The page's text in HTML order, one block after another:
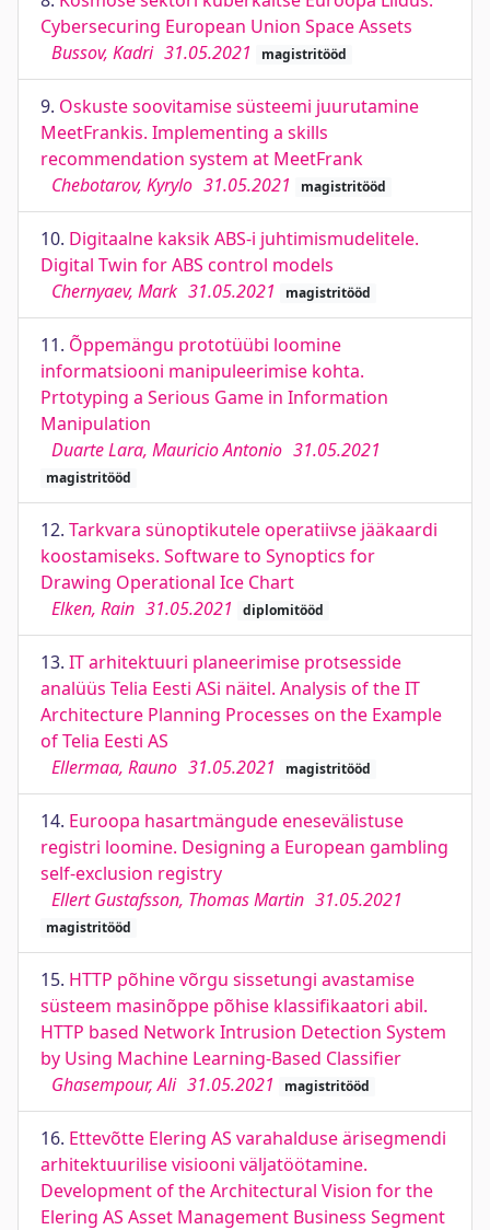
Cybersecuring European Union Space Assets
Bussov, Kadri 31.05.2021 magistritööd
9. Oskuste soovitamise süsteemi juurutamine
MeetFrankis. Implementing a skills
recommendation system at MeetFrank
Chebotarov, Kyrylo 31.05.2021 magistritööd
10. Digitaalne kaksik ABS-i juhtimismudelitele.
Digital Twin for ABS control models
Chernyaev, Mark 31.05.2021 magistritööd
11. Õppemängu prototüübi loomine
informatsiooni manipuleerimise kohta.
Prtotyping a Serious Game in Information
Manipulation
Duarte Lara, Mauricio Antonio 31.05.2021
magistritööd
12. Tarkvara sünoptikutele operatiivse jääkaardi
koostamiseks. Software to Synoptics for
Drawing Operational Ice Chart
Elken, Rain 31.05.2021 diplomitööd
13. IT arhitektuuri planeerimise protsesside
analüüs Telia Eesti ASi näitel. Analysis of the IT
Architecture Planning Processes on the Example
of Telia Eesti AS
Ellermaa, Rauno 31.05.2021 magistritööd
14. Euroopa hasartmängude enesevälistuse
registri loomine. Designing a European gambling
self-exclusion registry
Ellert Gustafsson, Thomas Martin 31.05.2021
magistritööd
15. HTTP põhine võrgu sissetungi avastamise
süsteem masinõppe põhise klassifikaatori abil.
HTTP based Network Intrusion Detection System
by Using Machine Learning-Based Classifier
Ghasempour, Ali 31.05.2021 magistritööd
16. Ettevõtte Elering AS varahalduse ärisegmendi
arhitektuurilise visiooni väljatöötamine.
Development of the Architectural Vision for the
Elering AS Asset Management Business Segment